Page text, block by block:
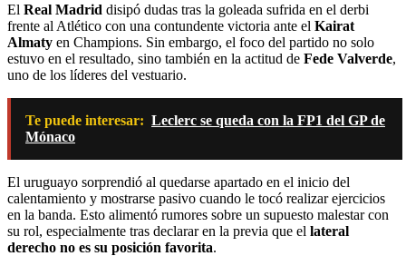
El Real Madrid disipó dudas tras la goleada sufrida en el derbi
frente al Atlético con una contundente victoria ante el Kairat
Almaty en Champions. Sin embargo, el foco del partido no solo
estuvo en el resultado, sino también en la actitud de Fede Valverde,
uno de los líderes del vestuario.
Te puede interesar: Leclerc se queda con la FP1 del GP de
Mónaco
El uruguayo sorprendió al quedarse apartado en el inicio del
calentamiento y mostrarse pasivo cuando le tocó realizar ejercicios
en la banda. Esto alimentó rumores sobre un supuesto malestar con
su rol, especialmente tras declarar en la previa que el lateral
derecho no es su posición favorita.